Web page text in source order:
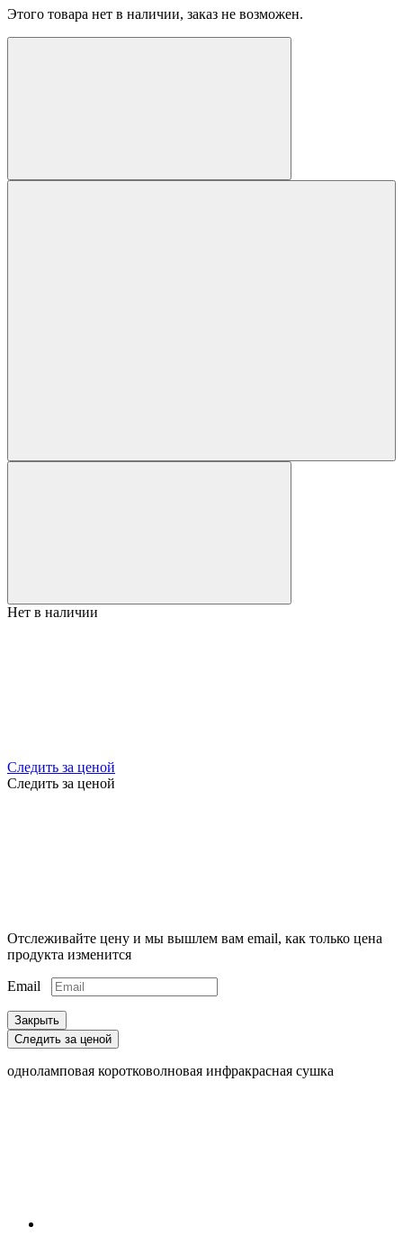
составляла10126 грн.
Этого товара нет в наличии, заказ не возможен.
Нет в наличии
Следить за ценой
Следить за ценой
Отслеживайте цену и мы вышлем вам email, как только цена
продукта изменится
Email
Закрыть
Следить за ценой
одноламповая коротковолновая инфракрасная сушка